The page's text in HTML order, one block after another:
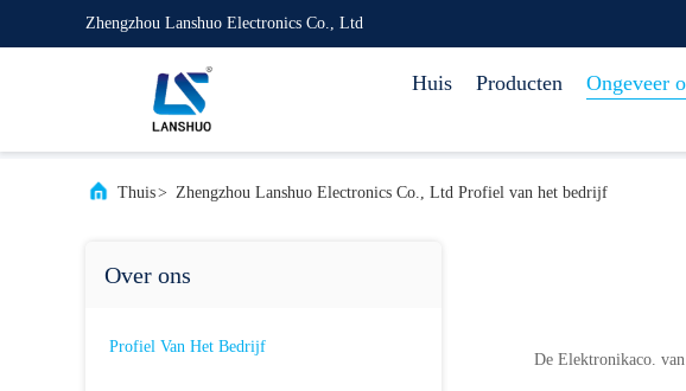
Zhengzhou Lanshuo Electronics Co., Ltd
Huis Producten Ongeveer
Thuis> Zhengzhou Lanshuo Electronics Co., Ltd Profiel van het bedrijf
Over ons
Profiel Van Het Bedrijf
De Elektronikaco.